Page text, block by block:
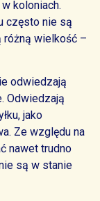
koloniach.
często nie są
różną wielkość –
odwiedzają
Odwiedzają
jako
Ze względu na
nawet trudno
są w stanie